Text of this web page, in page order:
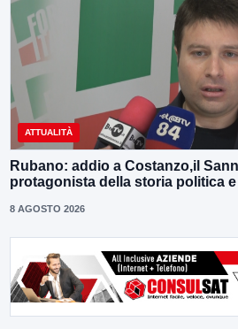
ATTUALITÀ
Rubano: addio a Costanzo,il
protagonista della storia politica
8 AGOSTO 2026